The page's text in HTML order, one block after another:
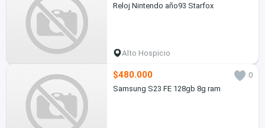
Reloj Nintendo año93 Starfox
Alto Hospicio
$480.000
0
Samsung S23 FE 128gb 8g ram